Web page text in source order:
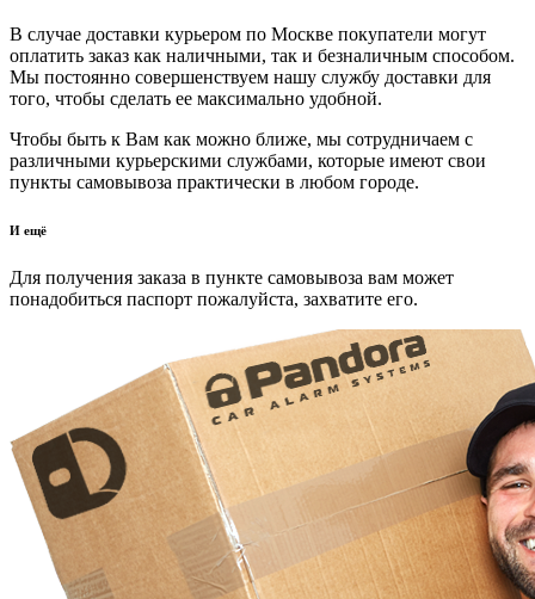
В случае доставки курьером по Москве покупатели могут
оплатить заказ как наличными, так и безналичным способом.
Мы постоянно совершенствуем нашу службу доставки для
того, чтобы сделать ее максимально удобной.
Чтобы быть к Вам как можно ближе, мы сотрудничаем с
различными курьерскими службами, которые имеют свои
пункты самовывоза практически в любом городе.
И ещё
Для получения заказа в пункте самовывоза вам может
понадобиться паспорт пожалуйста, захватите его.